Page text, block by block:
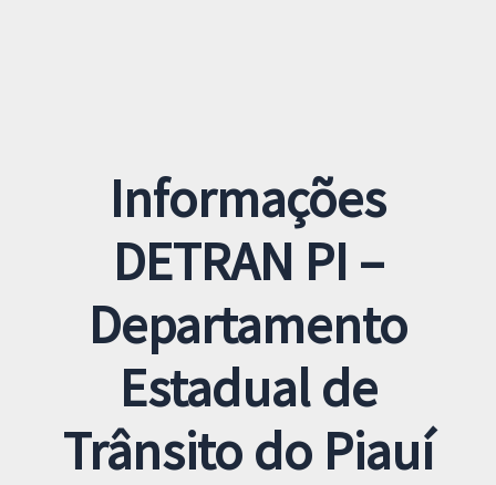
Informações
DETRAN PI –
Departamento
Estadual de
Trânsito do Piauí